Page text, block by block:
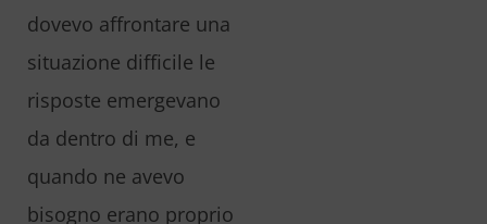
dovevo affrontare una
situazione difficile le
risposte emergevano
da dentro di me, e
quando ne avevo
bisogno erano proprio